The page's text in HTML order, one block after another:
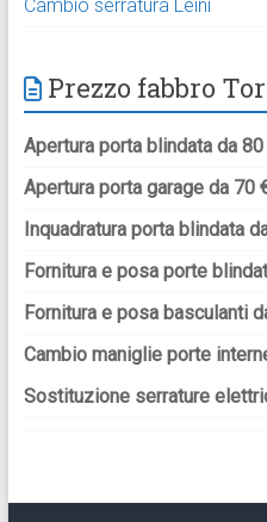
Cambio serratura Leinì
Prezzo fabbro
Apertura porta blindata da 80
Apertura porta garage da 70
Inquadratura porta blindata
Fornitura e posa porte
Fornitura e posa basculanti
Cambio maniglie porte
Sostituzione serrature